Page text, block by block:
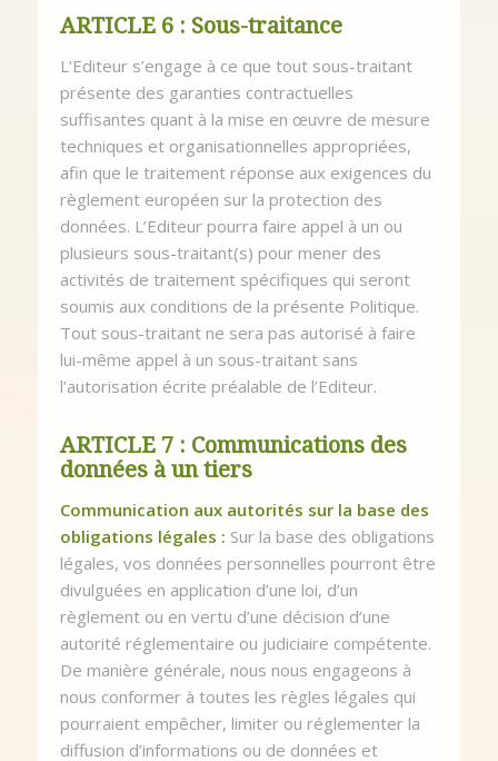
ARTICLE 6 : Sous-traitance
L’Editeur s’engage à ce que tout sous-traitant
présente des garanties contractuelles
suffisantes quant à la mise en œuvre de mesure
techniques et organisationnelles appropriées,
afin que le traitement réponse aux exigences du
règlement européen sur la protection des
données. L’Editeur pourra faire appel à un ou
plusieurs sous-traitant(s) pour mener des
activités de traitement spécifiques qui seront
soumis aux conditions de la présente Politique.
Tout sous-traitant ne sera pas autorisé à faire
lui-même appel à un sous-traitant sans
l’autorisation écrite préalable de l’Editeur.
ARTICLE 7 : Communications des
données à un tiers
Communication aux autorités sur la base des
obligations légales : Sur la base des obligations
légales, vos données personnelles pourront être
divulguées en application d’une loi, d’un
règlement ou en vertu d’une décision d’une
autorité réglementaire ou judiciaire compétente.
De manière générale, nous nous engageons à
nous conformer à toutes les règles légales qui
pourraient empêcher, limiter ou réglementer la
diffusion d’informations ou de données et